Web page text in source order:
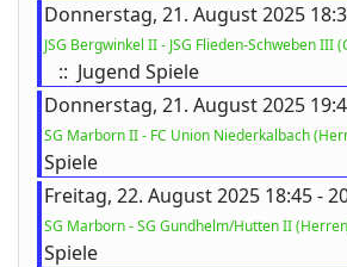
Donnerstag, 21. August 2025
JSG Bergwinkel II - JSG Flieden-Schweben III
:: Jugend Spiele
Donnerstag, 21. August 2025
SG Marborn II - FC Union Niederkalbach
Spiele
Freitag, 22. August 2025 18:45 -
SG Marborn - SG Gundhelm/Hutten II
Spiele